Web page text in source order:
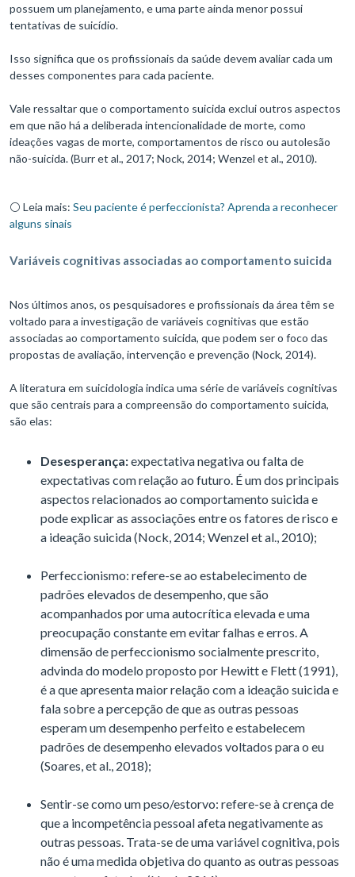
possuem um planejamento, e uma parte ainda menor possui
tentativas de suicídio.
Isso significa que os profissionais da saúde devem avaliar cada um
desses componentes para cada paciente.
Vale ressaltar que o comportamento suicida exclui outros aspectos
em que não há a deliberada intencionalidade de morte, como
ideações vagas de morte, comportamentos de risco ou autolesão
não-suicida. (Burr et al., 2017; Nock, 2014; Wenzel et al., 2010).
⚪ Leia mais: Seu paciente é perfeccionista? Aprenda a reconhecer
alguns sinais
Variáveis cognitivas associadas ao comportamento suicida
Nos últimos anos, os pesquisadores e profissionais da área têm se
voltado para a investigação de variáveis cognitivas que estão
associadas ao comportamento suicida, que podem ser o foco das
propostas de avaliação, intervenção e prevenção (Nock, 2014).
A literatura em suicidologia indica uma série de variáveis cognitivas
que são centrais para a compreensão do comportamento suicida,
são elas:
Desesperança:expectativa negativa ou falta de
expectativas com relação ao futuro. É um dos principais
aspectos relacionados ao comportamento suicida e
pode explicar as associações entre os fatores de risco e
a ideação suicida (Nock, 2014; Wenzel et al., 2010);
Perfeccionismo: refere-se ao estabelecimento de
padrões elevados de desempenho, que são
acompanhados por uma autocrítica elevada e uma
preocupação constante em evitar falhas e erros. A
dimensão de perfeccionismo socialmente prescrito,
advinda do modelo proposto por Hewitt e Flett (1991),
é a que apresenta maior relação com a ideação suicida e
fala sobre a percepção de que as outras pessoas
esperam um desempenho perfeito e estabelecem
padrões de desempenho elevados voltados para o eu
(Soares, et al., 2018);
Sentir-se como um peso/estorvo: refere-se à crença de
que a incompetência pessoal afeta negativamente as
outras pessoas. Trata-se de uma variável cognitiva, pois
não é uma medida objetiva do quanto as outras pessoas